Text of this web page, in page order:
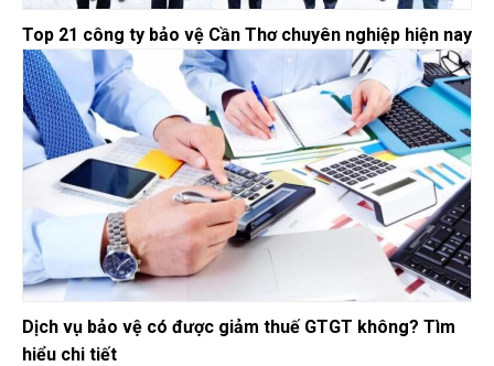
Top 21 công ty bảo vệ Cần Thơ chuyên nghiệp hiện nay
Dịch vụ bảo vệ có được giảm thuế GTGT không? Tìm
hiểu chi tiết